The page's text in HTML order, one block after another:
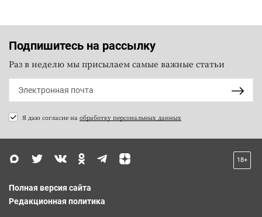
Подпишитесь на рассылку
Раз в неделю мы присылаем самые важные статьи
Я даю согласие на обработку персональных данных
18+
Полная версия сайта
Редакционная политика